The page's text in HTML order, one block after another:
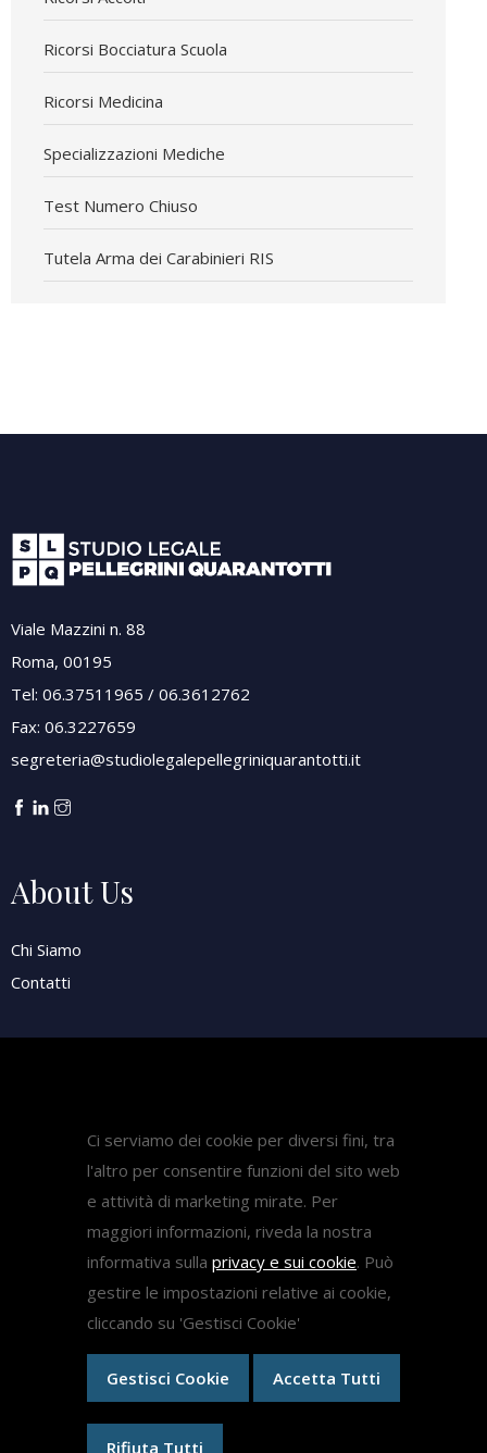
Ci serviamo dei cookie per diversi fini, tra
l'altro per consentire funzioni del sito web
e attività di marketing mirate. Per
maggiori informazioni, riveda la nostra
informativa sulla privacy e sui cookie. Può
gestire le impostazioni relative ai cookie,
cliccando su 'Gestisci Cookie'
Gestisci Cookie Accetta Tutti
Rifiuta Tutti
Ricorsi Bocciatura Scuola
Ricorsi Medicina
Specializzazioni Mediche
Test Numero Chiuso
Tutela Arma dei Carabinieri RIS
Viale Mazzini n. 88
Roma, 00195
Tel: 06.37511965 / 06.3612762
Fax: 06.3227659
segreteria@studiolegalepellegriniquarantotti.it
About Us
Chi Siamo
Contatti
Pubblicazioni
Diritto Sanitario
Diritto del lavoro
Come fare ricorso medicina
Ricorsi
Ricorsi Test Medicina 2024
Medici Ex Specializzandi